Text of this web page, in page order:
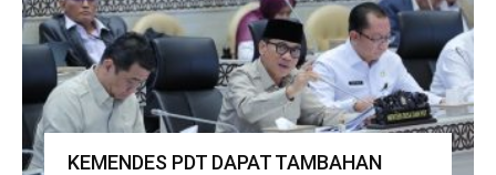
KEMENDES PDT DAPAT TAMBAHAN